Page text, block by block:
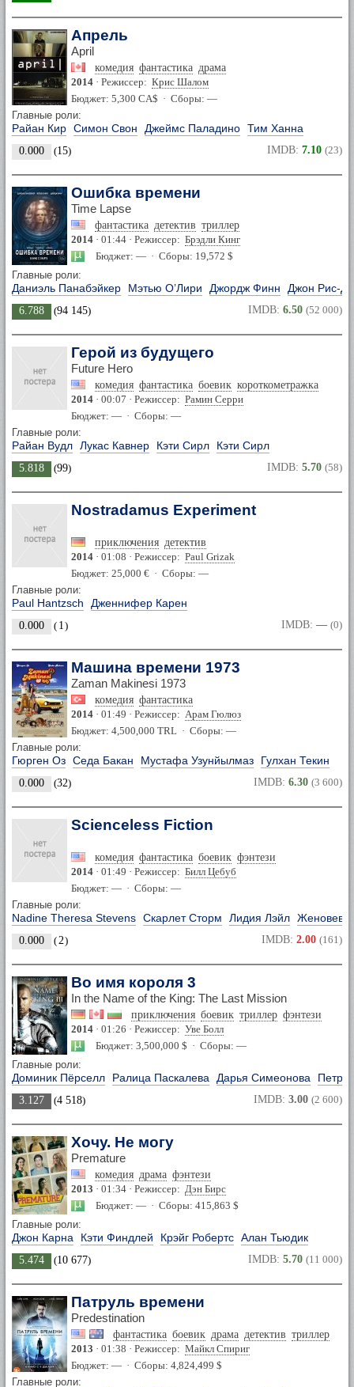
Апрель
April
комедия фантастика драма
2014 · Режиссер: Крис Шалом
Бюджет: 5,300 CA$ · Сборы: —
Главные роли:
Райан Кир Симон Свон Джеймс Паладино Тим Ханна
0.000 (15) IMDB: 7.10 (23)
Ошибка времени
Time Lapse
фантастика детектив триллер
2014 · 01:44 · Режиссер: Брэдли Кинг
Бюджет: — · Сборы: 19,572 $
Главные роли:
Даниэль Панабэйкер Мэтью О’Лири Джордж Финн Джон Рис-
6.788 (94 145) IMDB: 6.50 (52 000)
Герой из будущего
Future Hero
комедия фантастика боевик короткометражка
2014 · 00:07 · Режиссер: Рамин Серри
Бюджет: — · Сборы: —
Главные роли:
Райан Вудл Лукас Кавнер Кэти Сирл Кэти Сирл
5.818 (99) IMDB: 5.70 (58)
Nostradamus Experiment
приключения детектив
2014 · 01:08 · Режиссер: Paul Grizak
Бюджет: 25,000 € · Сборы: —
Главные роли:
Paul Hantzsch Дженнифер Карен
0.000 ( 1) IMDB: — (0)
Машина времени 1973
Zaman Makinesi 1973
комедия фантастика
2014 · 01:49 · Режиссер: Арам Гюлюз
Бюджет: 4,500,000 TRL · Сборы: —
Главные роли:
Гюрген Оз Седа Бакан Мустафа Узунйылмаз Гулхан Текин
0.000 (32) IMDB: 6.30 (3 600)
Scienceless Fiction
комедия фантастика боевик фэнтези
2014 · 01:49 · Режиссер: Билл Цебуб
Бюджет: — · Сборы: —
Главные роли:
Nadine Theresa Stevens Скарлет Сторм Лидия Лэйл Женовева
0.000 (2) IMDB: 2.00 (161)
Во имя короля 3
In the Name of the King: The Last Mission
приключения боевик триллер фэнтези
2014 · 01:26 · Режиссер: Уве Болл
Бюджет: 3,500,000 $ · Сборы: —
Главные роли:
Доминик Пёрселл Ралица Паскалева Дарья Симеонова Петра
3.127 (4 518) IMDB: 3.00 (2 600)
Хочу. Не могу
Premature
комедия драма фэнтези
2013 · 01:34 · Режиссер: Дэн Бирс
Бюджет: — · Сборы: 415,863 $
Главные роли:
Джон Карна Кэти Финдлей Крэйг Робертс Алан Тьюдик
5.474 (10 677) IMDB: 5.70 (11 000)
Патруль времени
Predestination
фантастика боевик драма детектив триллер
2013 · 01:38 · Режиссер: Майкл Спириг
Бюджет: — · Сборы: 4,824,499 $
Главные роли: